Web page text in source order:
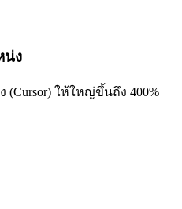
น่ง
ให้ใหญ่ขึ้นถึง 400%